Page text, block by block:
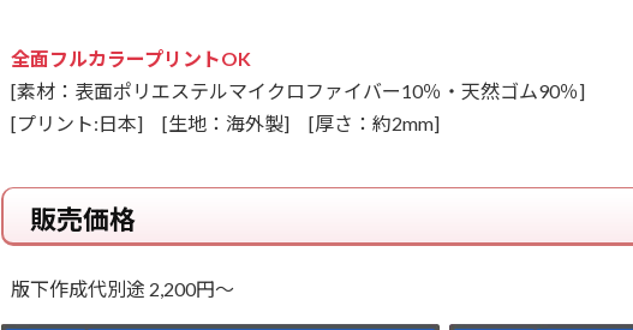
全面フルカラープリントOK
[素材：表面ポリエステルマイクロファイバー10％・天然ゴム90％]
[プリント:日本] [生地：海外製] [厚さ：約2mm]
販売価格
版下作成代別途 2,200円～